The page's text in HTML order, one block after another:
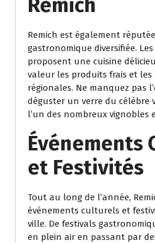
Remich
Remich est également
gastronomique diversifiée.
proposent une cuisine
valeur les produits frais et les
régionales. Ne manquez pas
déguster un verre du célèbre
l’un des nombreux vignobles
Événements
et Festivités
Tout au long de l’année,
événements culturels et
ville. De festivals
en plein air en passant par